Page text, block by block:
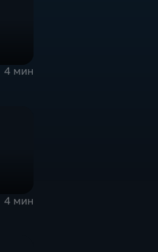
4 мин
4 мин